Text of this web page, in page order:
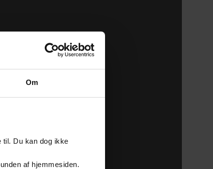
Om
Du kan dog ikke
af hjemmesiden.